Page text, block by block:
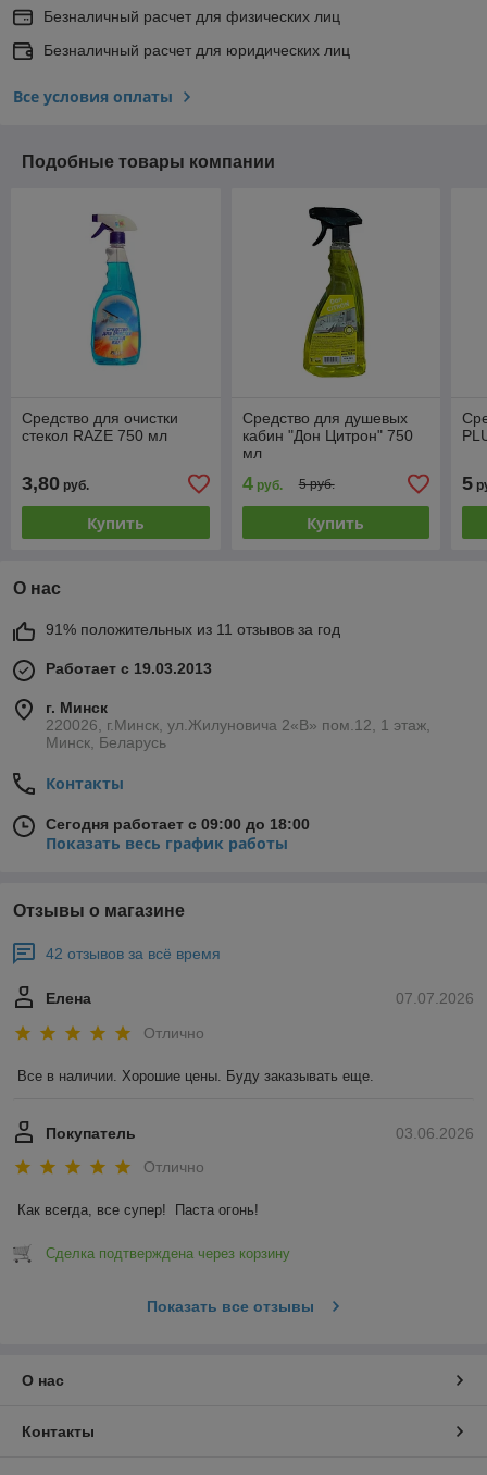
Безналичный расчет для физических лиц
Безналичный расчет для юридических лиц
Все условия оплаты
Подобные товары компании
Средство для очистки
стекол RAZE 750 мл
3,80 руб.
Купить
Средство для душевых
кабин "Дон Цитрон" 750
мл
4руб. 5 руб.
Купить
5
О нас
91% положительных из 11 отзывов за год
Работает с 19.03.2013
г. Минск
220026, г.Минск, ул.Жилуновича 2«В» пом.12, 1 этаж,
Минск, Беларусь
Контакты
Сегодня работает с 09:00 до 18:00
Показать весь график работы
Отзывы о магазине
42 отзывов за всё время
07.07.2026
Елена
Отлично
Все в наличии. Хорошие цены. Буду заказывать еще.
03.06.2026
Покупатель
Отлично
Как всегда, все супер!  Паста огонь!
Сделка подтверждена через корзину
Показать все отзывы
О нас
Контакты